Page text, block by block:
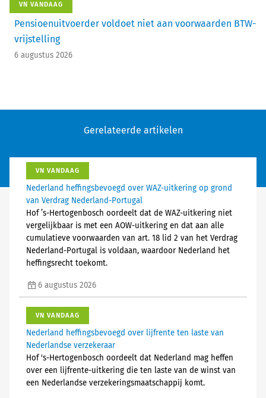
VN VANDAAG
Pensioenuitvoerder voldoet niet aan voorwaarden BTW-
vrijstelling
6 augustus 2026
Gerelateerde artikelen
VN VANDAAG
Nederland heffingsbevoegd over WAZ-uitkering op grond
van Verdrag Nederland-Portugal
Hof ’s-Hertogenbosch oordeelt dat de WAZ-uitkering niet
vergelijkbaar is met een AOW-uitkering en dat aan alle
cumulatieve voorwaarden van art. 18 lid 2 van het Verdrag
Nederland-Portugal is voldaan, waardoor Nederland het
heffingsrecht toekomt.
6 augustus 2026
VN VANDAAG
Nederland heffingsbevoegd over lijfrente ten laste van
Nederlandse verzekeraar
Hof 's-Hertogenbosch oordeelt dat Nederland mag heffen
over een lijfrente-uitkering die ten laste van de winst van
een Nederlandse verzekeringsmaatschappij komt.